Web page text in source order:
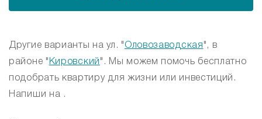
Другие варианты на ул. " Оловозаводская ", в
районе " Кировский ". Мы можем помочь бесплатно
подобрать квартиру для жизни или инвестиций.
Напиши на .